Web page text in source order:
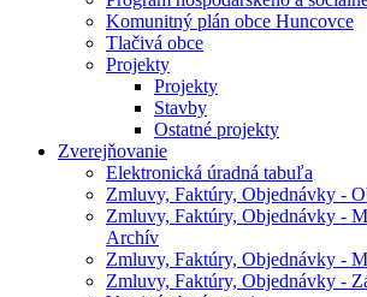
Komunitný plán obce Huncovce
Tlačivá obce
Projekty
Projekty
Stavby
Ostatné projekty
Zverejňovanie
Elektronická úradná tabuľa
Zmluvy, Faktúry, Objednávky -
Zmluvy, Faktúry, Objednávky -
Archív
Zmluvy, Faktúry, Objednávky -
Zmluvy, Faktúry, Objednávky -